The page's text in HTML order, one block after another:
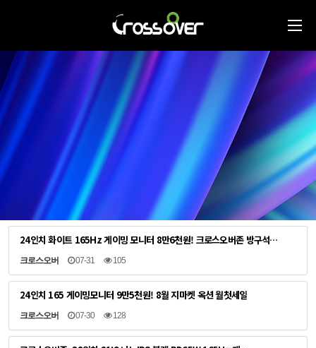
24인치 화이트 165Hz 게이밍 모니터 8만6천원! 크로스오버존 방구석…
크로스오버 07-31 105
24인치 165 게이밍모니터 9만5천원! 8월 지마켓 옥션 월첫세일
크로스오버 07-30 128